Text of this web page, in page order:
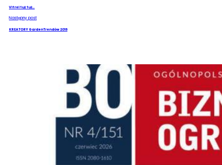
Vitrel tuż tuż…
Następny post
KREATORY GardenTrendów 2016